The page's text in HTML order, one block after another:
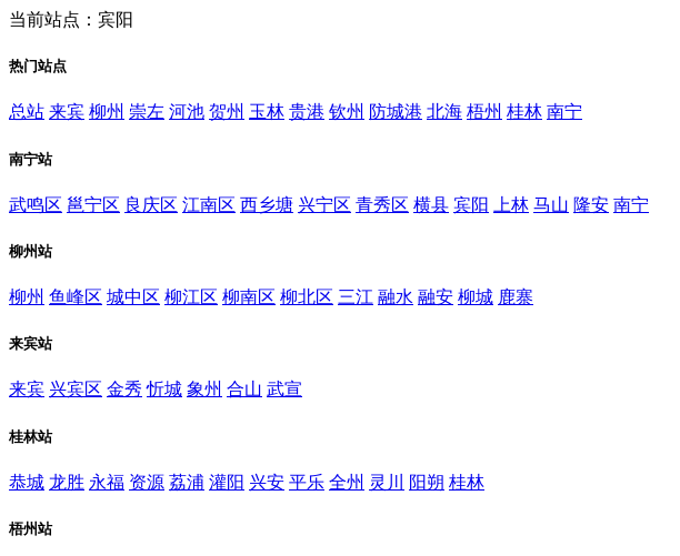
当前站点：宾阳
热门站点
总站 来宾 柳州 崇左 河池 贺州 玉林 贵港 钦州 防城港 北海 梧州 桂林 南宁
南宁站
武鸣区 邕宁区 良庆区 江南区 西乡塘 兴宁区 青秀区 横县 宾阳 上林 马山 隆安 南宁
柳州站
柳州 鱼峰区 城中区 柳江区 柳南区 柳北区 三江 融水 融安 柳城 鹿寨
来宾站
来宾 兴宾区 金秀 忻城 象州 合山 武宣
桂林站
恭城 龙胜 永福 资源 荔浦 灌阳 兴安 平乐 全州 灵川 阳朔 桂林
梧州站